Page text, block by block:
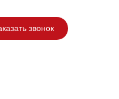
звонок